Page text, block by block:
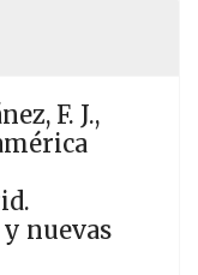
F. J.,
nuevas